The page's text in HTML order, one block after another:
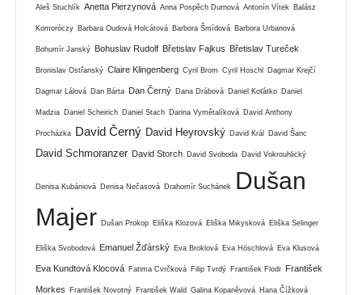
Aleš Stuchlík Anetta Pierzynová Anna Pospěch Durnová Antonín Vítek Balász
Komoróczy Barbara Oudová Holcátová Barbora Šmídová Barbora Urbanová
Bohumír Janský Bohuslav Rudolf Břetislav Fajkus Břetislav Tureček
Bronislav Ostřanský Claire Klingenberg Cyril Brom Cyril Hoschl Dagmar Krejčí
Dagmar Lálová Dan Bárta Dan Černý Dana Drábová Daniel Koťátko Daniel
Madzia Daniel Scheirich Daniel Stach Darina Vymětalíková David Anthony
Procházka David Černý David Heyrovský David Král David Šanc
David Schmoranzer David Storch David Svoboda David Vokrouhlický
Denisa Kubániová Denisa Nečasová Drahomír Suchánek
Dušan
Majer Dušan Prokop Eliška Klozová Eliška Mikysková Eliška Selinger
Eliška Svobodová Emanuel Žďárský Eva Broklová Eva Höschlová Eva Klusová
Eva Kundtová Klocová Fatima Cvrčková Filip Tvrdý František Flodr František
Morkes František Novotný František Wald Galina Kopaněvová Hana Čížková